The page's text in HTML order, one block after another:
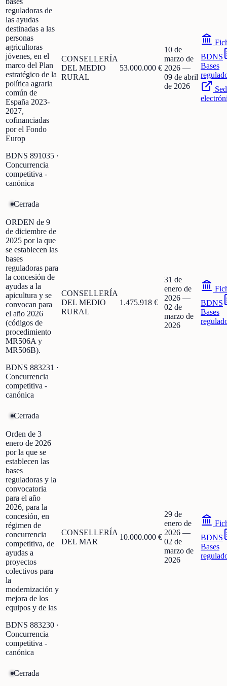
reguladoras de
las ayudas
destinadas a las
personas
agricultoras
jóvenes, en el
marco del Plan
estratégico de la
política agraria
común de
España 2023-
2027,
cofinanciadas
por el Fondo
Europ
BDNS 891035 ·
Concurrencia
competitiva -
canónica
CONSELLERÍA
DEL MEDIO
RURAL
53.000.000 €
10 de
marzo de
2026 —
09 de abril
de 2026
BDNS
Bases
Cerrada
ORDEN de 9
de diciembre de
2025 por la que
se establecen las
bases
reguladoras para
la concesión de
ayudas a la
apicultura y se
convocan para
el año 2026
(códigos de
procedimiento
MR506A y
MR506B).
BDNS 883231 ·
Concurrencia
competitiva -
canónica
CONSELLERÍA
DEL MEDIO
RURAL
1.475.918 €
31 de
enero de
2026 —
02 de
marzo de
2026
BDNS
Bases
Cerrada
Orden de 3
enero de 2026
por la que se
establecen las
bases
reguladoras y la
convocatoria
para el año
2026, para la
concesión, en
régimen de
concurrencia
competitiva, de
ayudas a
proyectos
colectivos para
la
modernización y
mejora de los
equipos y de las
BDNS 883230 ·
Concurrencia
competitiva -
canónica
CONSELLERÍA
DEL MAR
10.000.000 €
29 de
enero de
2026 —
02 de
marzo de
2026
BDNS
Bases
Cerrada